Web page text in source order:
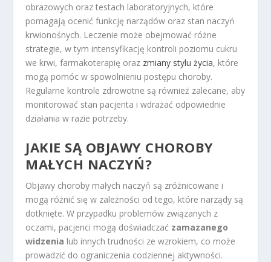
obrazowych oraz testach laboratoryjnych, które
pomagają ocenić funkcję narządów oraz stan naczyń
krwionośnych. Leczenie może obejmować różne
strategie, w tym intensyfikację kontroli poziomu cukru
we krwi, farmakoterapię oraz zmiany stylu życia, które
mogą pomóc w spowolnieniu postępu choroby.
Regularne kontrole zdrowotne są również zalecane, aby
monitorować stan pacjenta i wdrażać odpowiednie
działania w razie potrzeby.
JAKIE SĄ OBJAWY CHOROBY
MAŁYCH NACZYŃ?
Objawy choroby małych naczyń są zróżnicowane i
mogą różnić się w zależności od tego, które narządy są
dotknięte. W przypadku problemów związanych z
oczami, pacjenci mogą doświadczać zamazanego
widzenia lub innych trudności ze wzrokiem, co może
prowadzić do ograniczenia codziennej aktywności.